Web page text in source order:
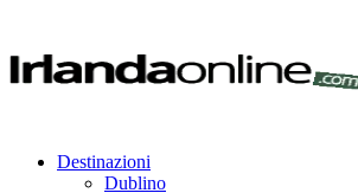
Destinazioni
Dublino